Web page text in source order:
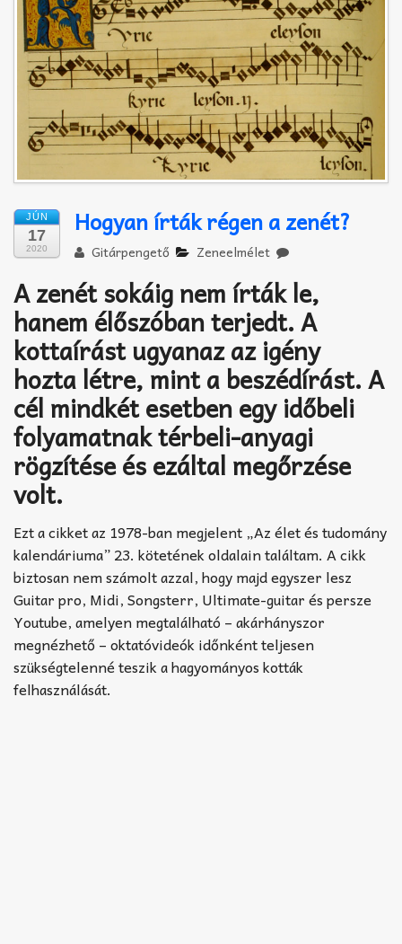
TABok
Improvizáció
JÚN
17
2020
Hogyan írták régen a zenét?
Gitárpengető Zeneelmélet
A zenét sokáig nem írták le,
hanem élőszóban terjedt. A
kottaírást ugyanaz az igény
hozta létre, mint a beszédírást. A
cél mindkét esetben egy időbeli
folyamatnak térbeli-anyagi
rögzítése és ezáltal megőrzése
volt.
Ezt a cikket az 1978-ban megjelent „Az élet és tudomány
kalendáriuma” 23. kötetének oldalain találtam. A cikk
biztosan nem számolt azzal, hogy majd egyszer lesz
Guitar pro, Midi, Songsterr, Ultimate-guitar és persze
Youtube, amelyen megtalálható – akárhányszor
megnézhető – oktatóvideók időnként teljesen
szükségtelenné teszik a hagyományos kották
felhasználását.